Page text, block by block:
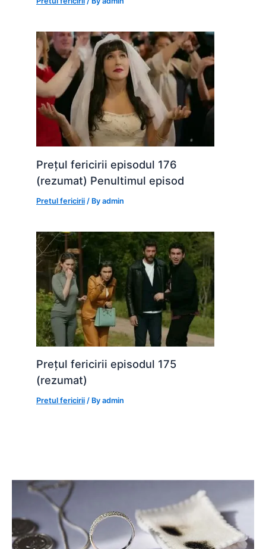
Prețul fericirii episodul 176
(rezumat) Penultimul episod
Pretul fericirii / Byadmin
Prețul fericirii episodul 175
(rezumat)
Pretul fericirii / Byadmin